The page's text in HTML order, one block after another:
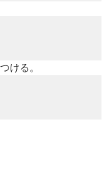
ける。